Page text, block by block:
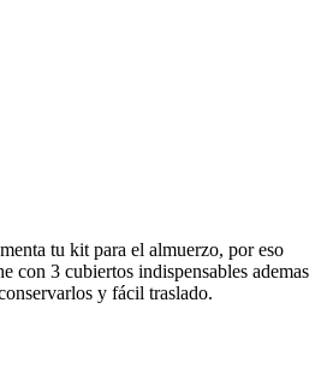
tu kit para el almuerzo, por eso
con 3 cubiertos indispensables ademas
y fácil traslado.